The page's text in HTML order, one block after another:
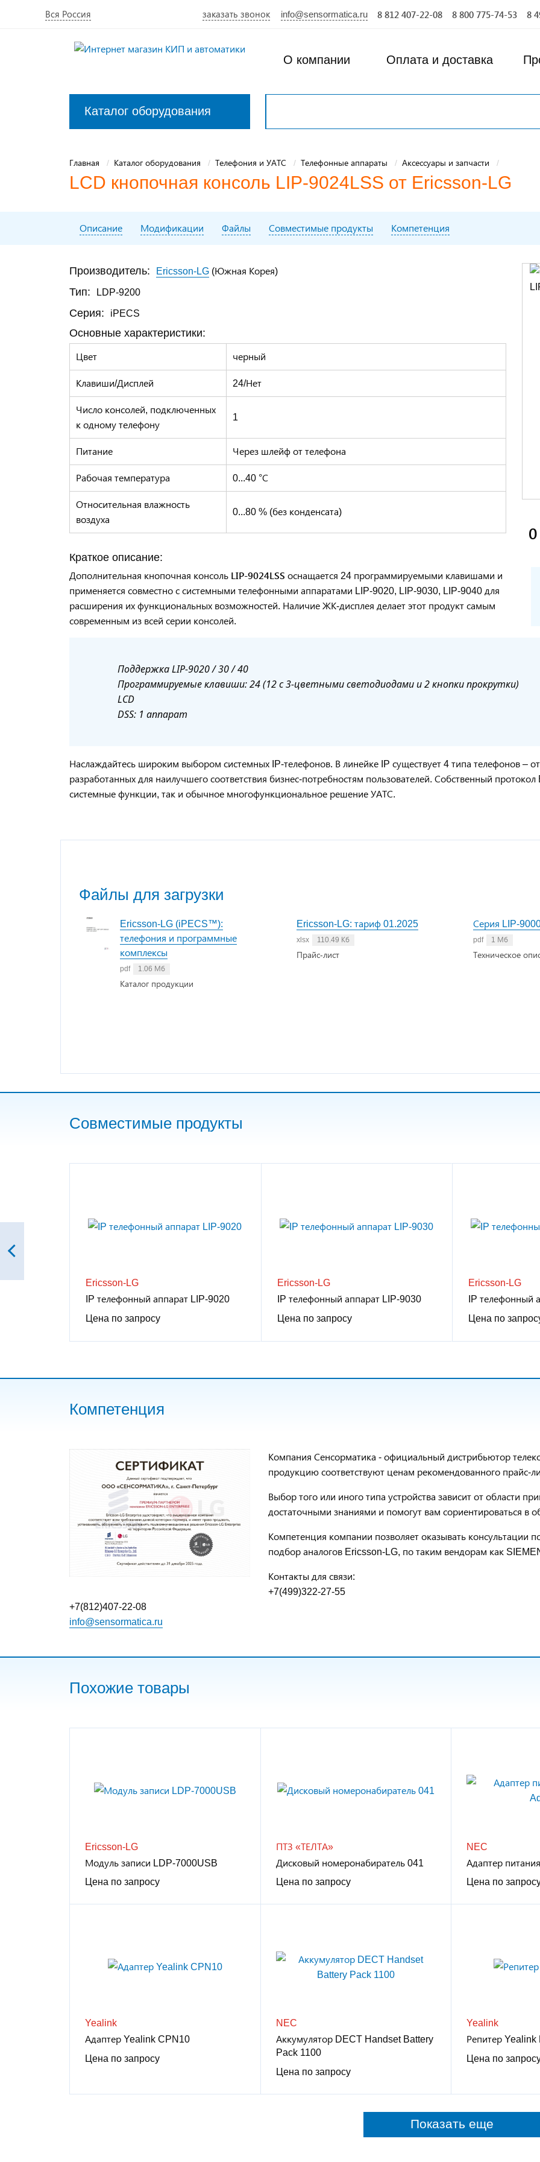
Вся Россия заказать звонок info@sensormatica.ru 8 812 407-22-08 8 800 775-74-53 8
О компании Оплата и доставка
Каталог оборудования
Главная Каталог оборудования Телефония и УАТС Телефонные аппараты Аксессуары и запчасти
LCD кнопочная консоль LIP-9024LSS от Ericsson-LG
Описание Модификации Файлы Совместимые продукты Компетенция
0
Производитель: Ericsson-LG (Южная Корея)
Тип: LDP-9200
Серия: iPECS
Основные характеристики:
Цвет черный
Клавиши/Дисплей 24/Нет
Число консолей, подключенных
к одному телефону
1
Питание Через шлейф от телефона
Рабочая температура 0...40 °С
Относительная влажность
воздуха
0...80 % (без конденсата)
Краткое описание:
Дополнительная кнопочная консоль LIP-9024LSS оснащается 24 программируемыми клавишами и
применяется совместно с системными телефонными аппаратами LIP-9020, LIP-9030, LIP-9040 для
расширения их функциональных возможностей. Наличие ЖК-дисплея делает этот продукт самым
современным из всей серии консолей.
Поддержка LIP-9020 / 30 / 40
Программируемые клавиши: 24 (12 с 3-цветными светодиодами и 2 кнопки прокрутки)
LCD
DSS: 1 аппарат
Наслаждайтесь широким выбором системных IP-телефонов. В линейке IP существует 4 типа телефонов –
разработанных для наилучшего соответствия бизнес-потребностям пользователей. Собственный
системные функции, так и обычное многофункциональное решение УАТС.
Файлы для загрузки
Ericsson-LG (iPECS™):
телефония и программные
комплексы
pdf 1.06 Мб
Каталог продукции
Ericsson-LG: тариф 01.2025
xlsx 110.49 Кб
Прайс-лист
Серия LIP-
pdf 1 Мб
Техническое
Совместимые продукты
Ericsson-LG
IP телефонный аппарат LIP-9020
Цена по запросу
Ericsson-LG
IP телефонный аппарат LIP-9030
Цена по запросу
Ericsson-LG
IP телефонный
Цена по
Компетенция
Компания Сенсорматика - официальный дистрибьютор
продукцию соответствуют ценам рекомендованного прайс-
Выбор того или иного типа устройства зависит от области
достаточными знаниями и помогут вам сориентироваться
Компетенция компании позволяет оказывать
подбор аналогов Ericsson-LG, по таким вендорам как
Контакты для связи:
+7(499)322-27-55
+7(812)407-22-08
info@sensormatica.ru
Похожие товары
Ericsson-LG
Модуль записи LDP-7000USB
Цена по запросу
ПТЗ «ТЕЛТА»
Дисковый номеронабиратель 041
Цена по запросу
NEC
Адаптер
Цена по
Yealink
Адаптер Yealink CPN10
Цена по запросу
NEC
Аккумулятор DECT Handset Battery
Pack 1100
Цена по запросу
Yealink
Репитер Yealink
Цена по
Показать еще